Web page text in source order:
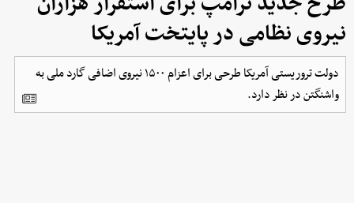
نیروی نظامی در پایتخت آمریکا
دولت تروریستی آمریکا طرحی برای اعزام ۱۵۰۰ نیروی اضافی گارد ملی به
واشنگتن در نظر دارد.